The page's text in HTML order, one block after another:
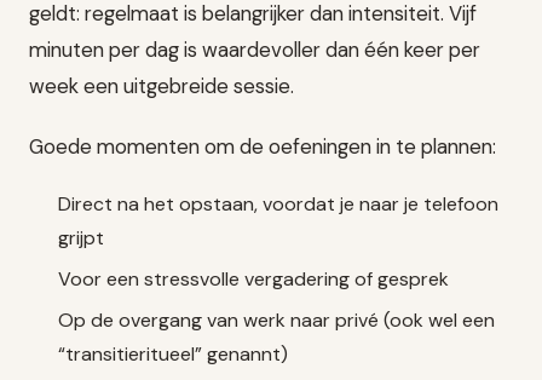
geldt: regelmaat is belangrijker dan intensiteit. Vijf
minuten per dag is waardevoller dan één keer per
week een uitgebreide sessie.
Goede momenten om de oefeningen in te plannen:
Direct na het opstaan, voordat je naar je telefoon
grijpt
Voor een stressvolle vergadering of gesprek
Op de overgang van werk naar privé (ook wel een
“transitieritueel” genannt)